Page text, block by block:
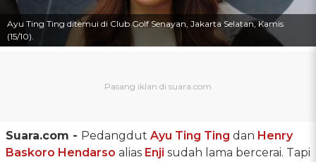
Ayu Ting Ting ditemui di Club Golf Senayan, Jakarta Selatan, Kamis
(15/10).
Suara.com - Pedangdut Ayu Ting Ting dan Henry
Baskoro Hendarso alias Enji sudah lama bercerai. Tapi